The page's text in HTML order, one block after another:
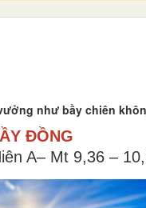
như bầy chiên
ĐỒNG
A– Mt 9,36 –